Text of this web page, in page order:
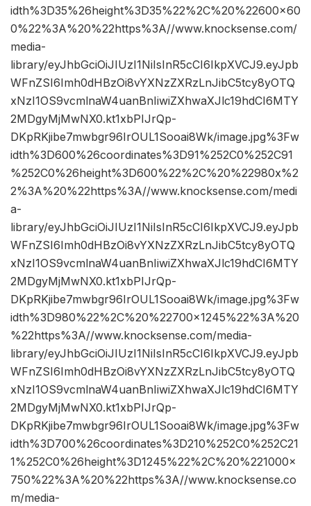
idth%3D35%26height%3D35%22%2C%20%22600×60
0%22%3A%20%22https%3A//www.knocksense.com/
media-
library/eyJhbGciOiJIUzI1NiIsInR5cCI6IkpXVCJ9.eyJpb
WFnZSI6Imh0dHBzOi8vYXNzZXRzLnJibC5tcy8yOTQ
xNzI1OS9vcmlnaW4uanBnIiwiZXhwaXJlc19hdCI6MTY
2MDgyMjMwNX0.kt1xbPIJrQp-
DKpRKjibe7mwbgr96IrOUL1Sooai8Wk/image.jpg%3Fw
idth%3D600%26coordinates%3D91%252C0%252C91
%252C0%26height%3D600%22%2C%20%22980x%2
2%3A%20%22https%3A//www.knocksense.com/medi
a-
library/eyJhbGciOiJIUzI1NiIsInR5cCI6IkpXVCJ9.eyJpb
WFnZSI6Imh0dHBzOi8vYXNzZXRzLnJibC5tcy8yOTQ
xNzI1OS9vcmlnaW4uanBnIiwiZXhwaXJlc19hdCI6MTY
2MDgyMjMwNX0.kt1xbPIJrQp-
DKpRKjibe7mwbgr96IrOUL1Sooai8Wk/image.jpg%3Fw
idth%3D980%22%2C%20%22700×1245%22%3A%20
%22https%3A//www.knocksense.com/media-
library/eyJhbGciOiJIUzI1NiIsInR5cCI6IkpXVCJ9.eyJpb
WFnZSI6Imh0dHBzOi8vYXNzZXRzLnJibC5tcy8yOTQ
xNzI1OS9vcmlnaW4uanBnIiwiZXhwaXJlc19hdCI6MTY
2MDgyMjMwNX0.kt1xbPIJrQp-
DKpRKjibe7mwbgr96IrOUL1Sooai8Wk/image.jpg%3Fw
idth%3D700%26coordinates%3D210%252C0%252C21
1%252C0%26height%3D1245%22%2C%20%221000×
750%22%3A%20%22https%3A//www.knocksense.co
m/media-